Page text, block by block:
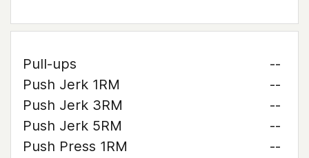
Pull-ups
--
Push Jerk 1RM
--
Push Jerk 3RM
--
Push Jerk 5RM
--
Push Press 1RM
--